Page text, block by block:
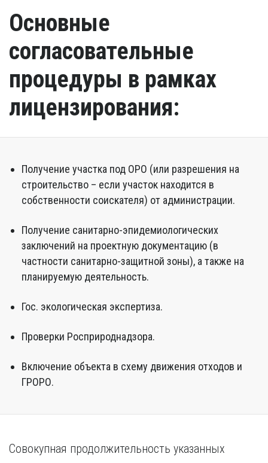
Основные
согласовательные
процедуры в рамках
лицензирования:
Получение участка под ОРО (или разрешения на
строительство – если участок находится в
собственности соискателя) от администрации.
Получение санитарно-эпидемиологических
заключений на проектную документацию (в
частности санитарно-защитной зоны), а также на
планируемую деятельность.
Гос. экологическая экспертиза.
Проверки Росприроднадзора.
Включение объекта в схему движения отходов и
ГРОРО.
Совокупная продолжительность указанных